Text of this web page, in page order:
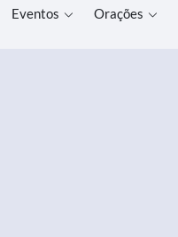
Eventos Orações